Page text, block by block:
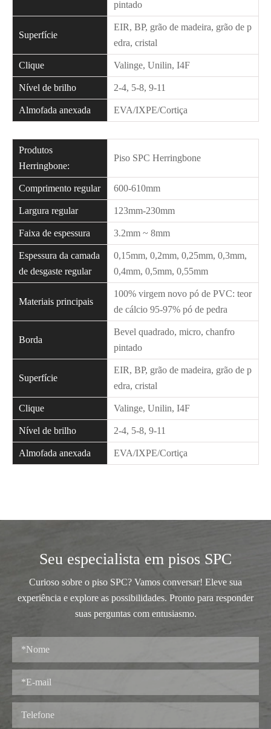
pintado
Superfície
EIR, BP, grão de madeira, grão de p
edra, cristal
Clique Valinge, Unilin, I4F
Nível de brilho 2-4, 5-8, 9-11
Almofada anexada EVA/IXPE/Cortiça
Produtos
Herringbone:
Piso SPC Herringbone
Comprimento regular 600-610mm
Largura regular 123mm-230mm
Faixa de espessura 3.2mm ~ 8mm
Espessura da camada
de desgaste regular
0,15mm, 0,2mm, 0,25mm, 0,3mm,
0,4mm, 0,5mm, 0,55mm
Materiais principais
100% virgem novo pó de PVC: teor
de cálcio 95-97% pó de pedra
Borda
Bevel quadrado, micro, chanfro
pintado
Superfície
EIR, BP, grão de madeira, grão de p
edra, cristal
Clique Valinge, Unilin, I4F
Nível de brilho 2-4, 5-8, 9-11
Almofada anexada EVA/IXPE/Cortiça
Seu especialista em pisos SPC
Curioso sobre o piso SPC? Vamos conversar! Eleve sua
experiência e explore as possibilidades. Pronto para responder
suas perguntas com entusiasmo.